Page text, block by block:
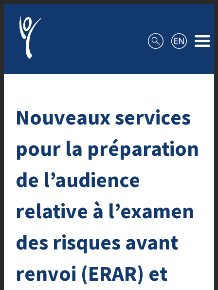
Nouveaux services
pour la préparation
de l’audience
relative à l’examen
des risques avant
renvoi (ERAR) et